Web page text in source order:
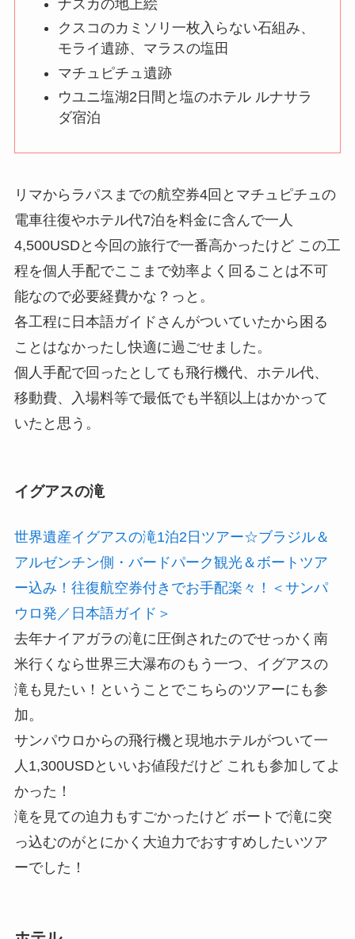
ナスカの地上絵
クスコのカミソリ一枚入らない石組み、
モライ遺跡、マラスの塩田
マチュピチュ遺跡
ウユニ塩湖2日間と塩のホテル ルナサラ
ダ宿泊
リマからラパスまでの航空券4回とマチュピチュの
電車往復やホテル代7泊を料金に含んで一人
4,500USDと今回の旅行で一番高かったけど この工
程を個人手配でここまで効率よく回ることは不可
能なので必要経費かな？っと。
各工程に日本語ガイドさんがついていたから困る
ことはなかったし快適に過ごせました。
個人手配で回ったとしても飛行機代、ホテル代、
移動費、入場料等で最低でも半額以上はかかって
いたと思う。
イグアスの滝
世界遺産イグアスの滝1泊2日ツアー☆ブラジル＆
アルゼンチン側・バードパーク観光＆ボートツア
ー込み！往復航空券付きでお手配楽々！＜サンパ
ウロ発／日本語ガイド＞
去年ナイアガラの滝に圧倒されたのでせっかく南
米行くなら世界三大瀑布のもう一つ、イグアスの
滝も見たい！ということでこちらのツアーにも参
加。
サンパウロからの飛行機と現地ホテルがついて一
人1,300USDといいお値段だけど これも参加してよ
かった！
滝を見ての迫力もすごかったけど ボートで滝に突
っ込むのがとにかく大迫力でおすすめしたいツア
ーでした！